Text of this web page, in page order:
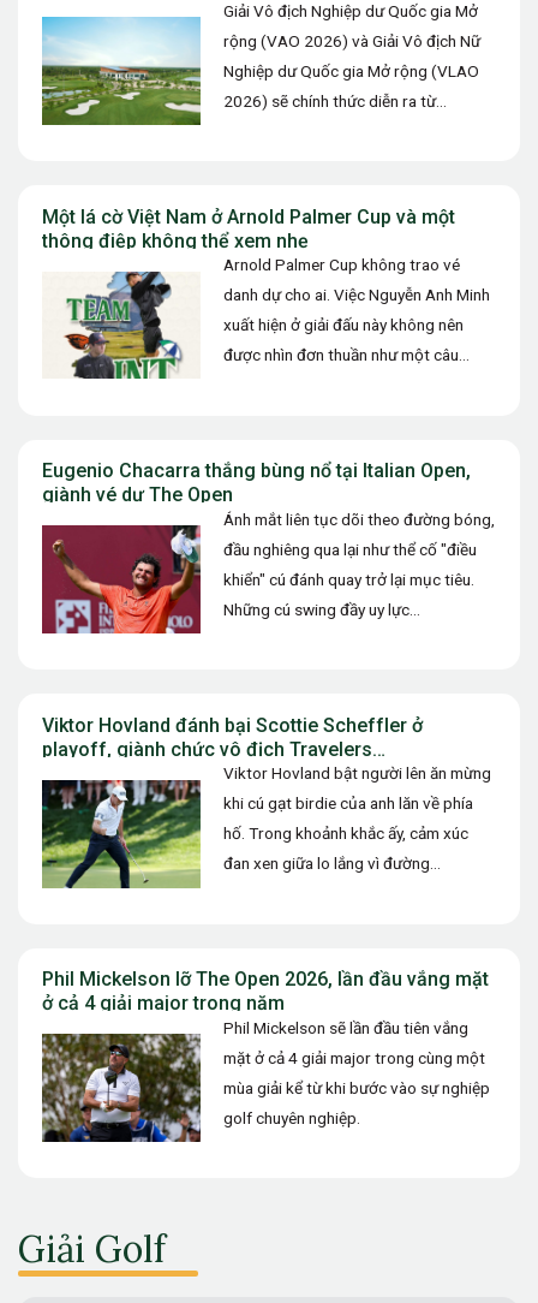
Giải Vô địch Nghiệp dư Quốc gia Mở
rộng (VAO 2026) và Giải Vô địch Nữ
Nghiệp dư Quốc gia Mở rộng (VLAO
2026) sẽ chính thức diễn ra từ…
Một lá cờ Việt Nam ở Arnold Palmer Cup và một
thông điệp không thể xem nhẹ
Arnold Palmer Cup không trao vé
danh dự cho ai. Việc Nguyễn Anh Minh
xuất hiện ở giải đấu này không nên
được nhìn đơn thuần như một câu
Eugenio Chacarra thắng bùng nổ tại Italian Open,
giành vé dự The Open
Ánh mắt liên tục dõi theo đường bóng,
đầu nghiêng qua lại như thể cố "điều
khiển" cú đánh quay trở lại mục tiêu.
Những cú swing đầy uy lực…
Viktor Hovland đánh bại Scottie Scheffler ở
playoff, giành chức vô địch Travelers
Viktor Hovland bật người lên ăn mừng
khi cú gạt birdie của anh lăn về phía
hố. Trong khoảnh khắc ấy, cảm xúc
đan xen giữa lo lắng vì đường…
Phil Mickelson lỡ The Open 2026, lần đầu vắng mặt
ở cả 4 giải major trong năm
Phil Mickelson sẽ lần đầu tiên vắng
mặt ở cả 4 giải major trong cùng một
mùa giải kể từ khi bước vào sự nghiệp
golf chuyên nghiệp.
Giải Golf